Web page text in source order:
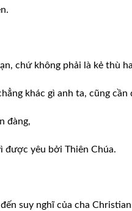
chứ không phải là kẻ thù
khác gì anh ta, cũng
đàng,
được yêu bởi Thiên Chúa.
suy nghĩ của cha